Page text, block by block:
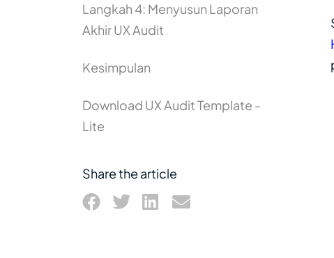
Langkah 4: Menyusun Laporan
Akhir UX Audit
Kesimpulan
Download UX Audit Template -
Lite
Share the article